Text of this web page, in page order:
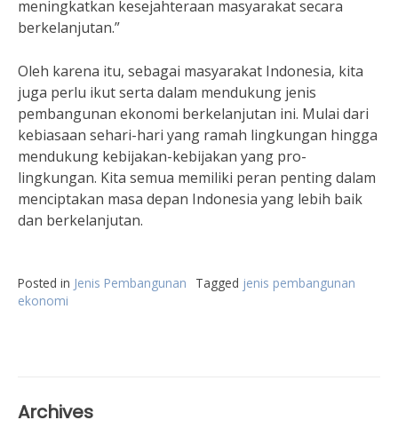
meningkatkan kesejahteraan masyarakat secara
berkelanjutan.”
Oleh karena itu, sebagai masyarakat Indonesia, kita
juga perlu ikut serta dalam mendukung jenis
pembangunan ekonomi berkelanjutan ini. Mulai dari
kebiasaan sehari-hari yang ramah lingkungan hingga
mendukung kebijakan-kebijakan yang pro-
lingkungan. Kita semua memiliki peran penting dalam
menciptakan masa depan Indonesia yang lebih baik
dan berkelanjutan.
Posted in Jenis Pembangunan Tagged jenis pembangunan
ekonomi
Archives